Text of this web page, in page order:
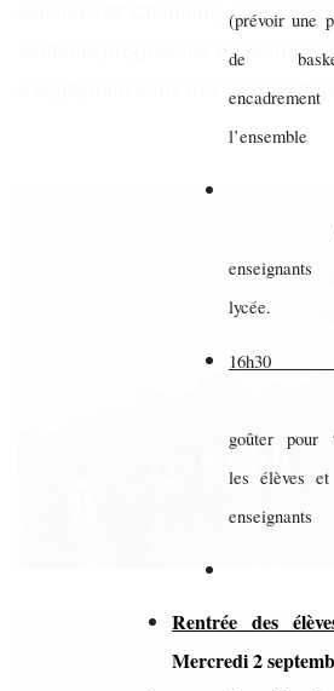
(prévoir une
de
l’ensemble
lycée.
goûter pour
les élèves
enseignants
Rentrée des
Mercredi 2
sciences M. Chanoine, les élèves
véritable programme de
s'impliquant dans une action